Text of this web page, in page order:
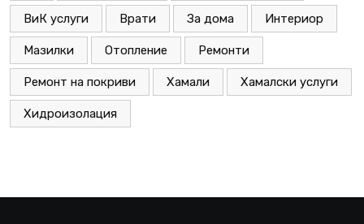
ВиК услуги Врати За дома Интериор
Мазилки Отопление Ремонти
Ремонт на покриви Хамали Хамалски услуги
Хидроизолация